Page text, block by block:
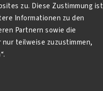
zu. Diese Zustimmung ist
Informationen zu den
Partnern sowie die
teilweise zuzustimmen,